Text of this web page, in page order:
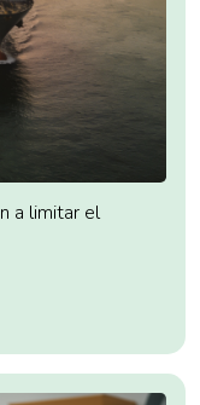
a limitar el